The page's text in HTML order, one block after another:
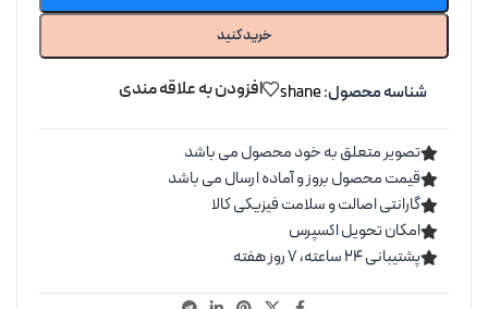
خرید کنید
شناسه محصول:shane افزودن به علاقه مندی
تصویر متعلق به خود محصول می باشد
قیمت محصول بروز و آماده ارسال می باشد
گارانتی اصالت و سلامت فیزیکی کالا
امکان تحویل اکسپرس
پشتیبانی ۲۴ ساعته، ۷ روز هفته